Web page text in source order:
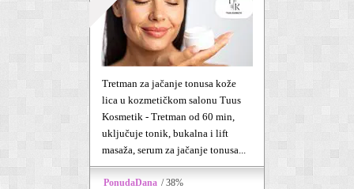
Tretman za jačanje tonusa kože
lica u kozmetičkom salonu Tuus
Kosmetik - Tretman od 60 min,
uključuje tonik, bukalna i lift
masaža, serum za jačanje tonusa...
PonudaDana / 38%